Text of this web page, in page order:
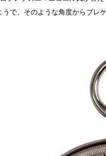
うで、そのような角度からブレ